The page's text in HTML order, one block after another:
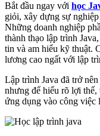
Bắt đầu ngay với học
giỏi, xây dựng sự
Những doanh nghiệp
thành thạo lập trình
tin và am hiểu kỹ thuật.
lương cao ngất với lập
Lập trình Java đã trở
nhưng để hiểu rõ lợi
ứng dụng vào công việc